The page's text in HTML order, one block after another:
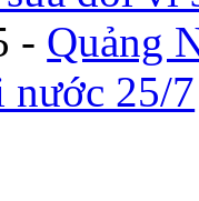
- Quảng
nước 25/7